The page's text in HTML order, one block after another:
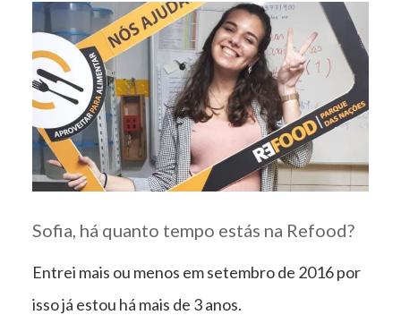
Sofia, há quanto tempo estás na Refood?
Entrei mais ou menos em setembro de 2016 por
isso já estou há mais de 3 anos.